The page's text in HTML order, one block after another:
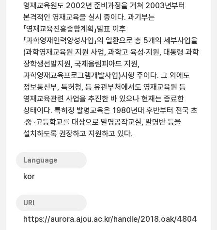
영재교육원도 2002년 준비과정을 거쳐 2003년부터
본격적인 영재교육을 실시 중이다. 과기부는
「영재교육진흥종합계획」발표 이후
「과학영재인력양성사업」의 일환으로 총 5개의 세부사업을
(과학영재교육원 지원 사업, 과학고 육성·지원, 대통령 과학
장학생선발지원, 국제올림피아드 지원,
과학영재교육프로그램개발사업)시행 주이다. 그 외에도
정보통신부, 특허청, 등 유관부처에서도 영재교육원 등
영재교육관련 사업을 추진한 바 있으나 현재는 종료한
상태이다. 특허청 발명교육은 1980년대 후반부터 전국 초
·중 ·고등학교를 대상으로 발명공작교실, 발명반 등을
설치하도록 권장하고 지원하고 있다.
Language
kor
URI
https://aurora.ajou.ac.kr/handle/2018.oak/4804